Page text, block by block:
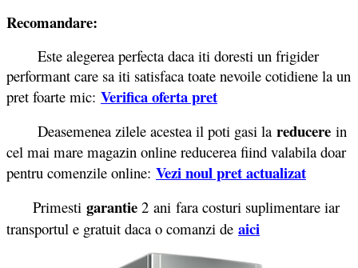
Recomandare:
Este alegerea perfecta daca iti doresti un frigider
performant care sa iti satisfaca toate nevoile cotidiene la un
pret foarte mic: Verifica oferta pret
Deasemenea zilele acestea il poti gasi la reducere in
cel mai mare magazin online reducerea fiind valabila doar
pentru comenzile online: Vezi noul pret actualizat
Primesti garantie 2 ani fara costuri suplimentare iar
transportul e gratuit daca o comanzi de aici